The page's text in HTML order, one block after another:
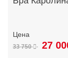
33 750 27